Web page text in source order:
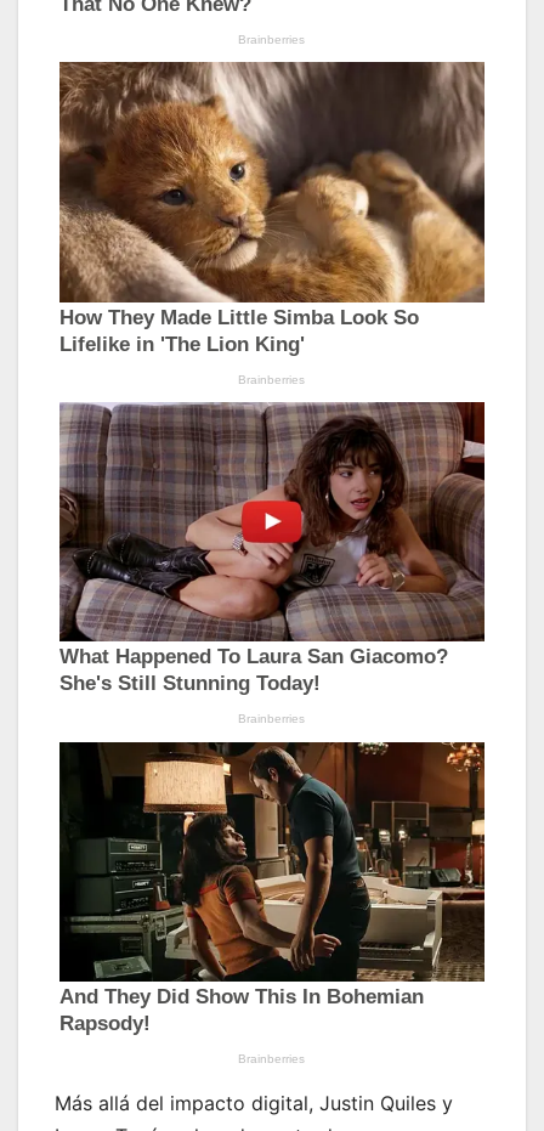
Más allá del impacto digital, Justin Quiles y